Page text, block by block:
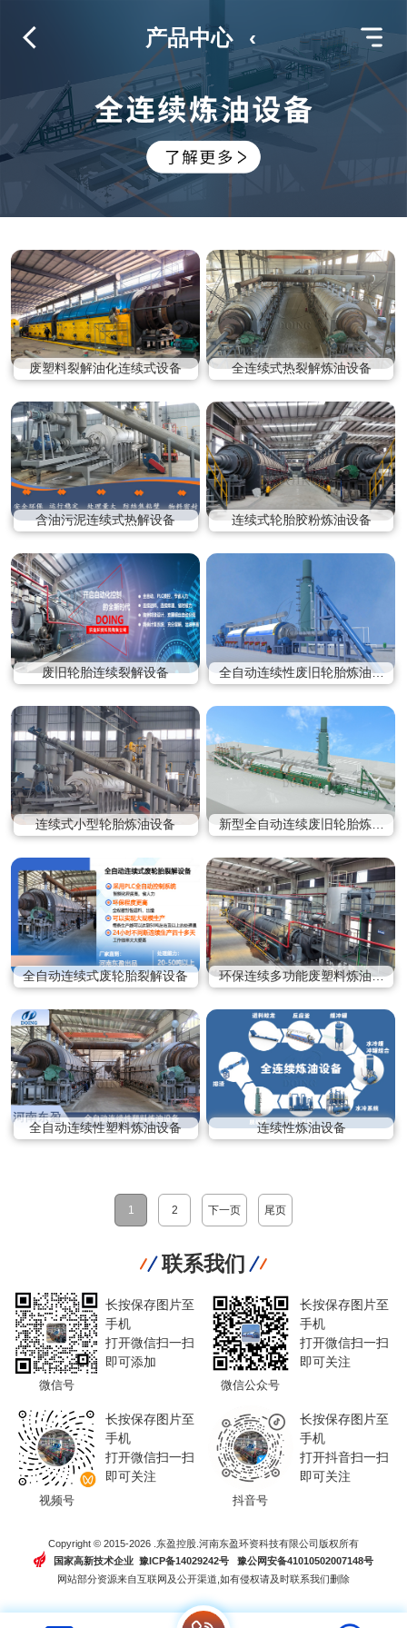
产品中心 ‹
废塑料裂解油化连续式设备 全连续式热裂解炼油设备
含油污泥连续式热解设备 连续式轮胎胶粉炼油设备
废旧轮胎连续裂解设备
全自动连续性废旧轮胎炼油设
连续式小型轮胎炼油设备
新型全自动连续废旧轮胎炼油
全自动连续式废轮胎裂解设备
环保连续多功能废塑料炼油一
全自动连续性塑料炼油设备 连续性炼油设备
1 2 下一页 尾页
联系我们
微信号
长按保存图片至
手机
打开微信扫一扫
即可添加
微信公众号
长按保存图片至
手机
打开微信扫一扫
即可关注
视频号
长按保存图片至
手机
打开微信扫一扫
即可关注
抖音号
长按保存图片至
手机
打开抖音扫一扫
即可关注
Copyright © 2015-2026 .东盈控股.河南东盈环资科技有限公司版权所有
国家高新技术企业 豫ICP备14029242号豫公网安备41010502007148号
网站部分资源来自互联网及公开渠道,如有侵权请及时联系我们删除